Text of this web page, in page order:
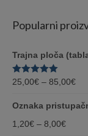
Popularni
Trajna ploča
Ocjenjeno
25,00€ – 85,00€
Oznaka
1,20€ – 8,00€Price